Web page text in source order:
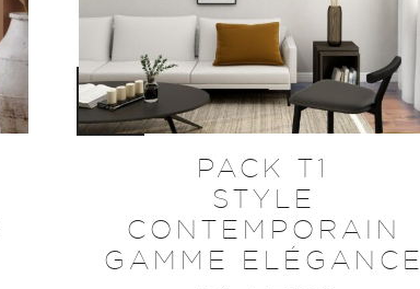
PACK T1
STYLE
CONTEMPORAIN
GAMME ELÉGANCE